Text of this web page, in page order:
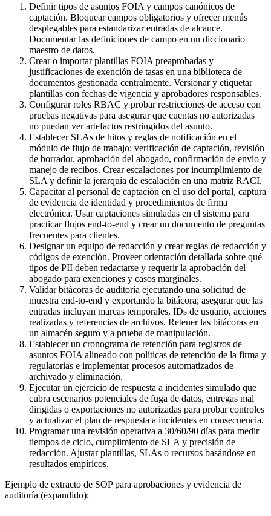
Definir tipos de asuntos FOIA y campos canónicos de
captación. Bloquear campos obligatorios y ofrecer menús
desplegables para estandarizar entradas de alcance.
Documentar las definiciones de campo en un diccionario
maestro de datos.
Crear o importar plantillas FOIA preaprobadas y
justificaciones de exención de tasas en una biblioteca de
documentos gestionada centralmente. Versionar y etiquetar
plantillas con fechas de vigencia y aprobadores responsables.
Configurar roles RBAC y probar restricciones de acceso con
pruebas negativas para asegurar que cuentas no autorizadas
no puedan ver artefactos restringidos del asunto.
Establecer SLAs de hitos y reglas de notificación en el
módulo de flujo de trabajo: verificación de captación, revisión
de borrador, aprobación del abogado, confirmación de envío y
manejo de recibos. Crear escalaciones por incumplimiento de
SLA y definir la jerarquía de escalación en una matriz RACI.
Capacitar al personal de captación en el uso del portal, captura
de evidencia de identidad y procedimientos de firma
electrónica. Usar captaciones simuladas en el sistema para
practicar flujos end-to-end y crear un documento de preguntas
frecuentes para clientes.
Designar un equipo de redacción y crear reglas de redacción y
códigos de exención. Proveer orientación detallada sobre qué
tipos de PII deben redactarse y requerir la aprobación del
abogado para exenciones y casos marginales.
Validar bitácoras de auditoría ejecutando una solicitud de
muestra end-to-end y exportando la bitácora; asegurar que las
entradas incluyan marcas temporales, IDs de usuario, acciones
realizadas y referencias de archivos. Retener las bitácoras en
un almacén seguro y a prueba de manipulación.
Establecer un cronograma de retención para registros de
asuntos FOIA alineado con políticas de retención de la firma y
regulatorias e implementar procesos automatizados de
archivado y eliminación.
Ejecutar un ejercicio de respuesta a incidentes simulado que
cubra escenarios potenciales de fuga de datos, entregas mal
dirigidas o exportaciones no autorizadas para probar controles
y actualizar el plan de respuesta a incidentes en consecuencia.
Programar una revisión operativa a 30/60/90 días para medir
tiempos de ciclo, cumplimiento de SLA y precisión de
redacción. Ajustar plantillas, SLAs o recursos basándose en
resultados empíricos.
Ejemplo de extracto de SOP para aprobaciones y evidencia de
auditoría (expandido):